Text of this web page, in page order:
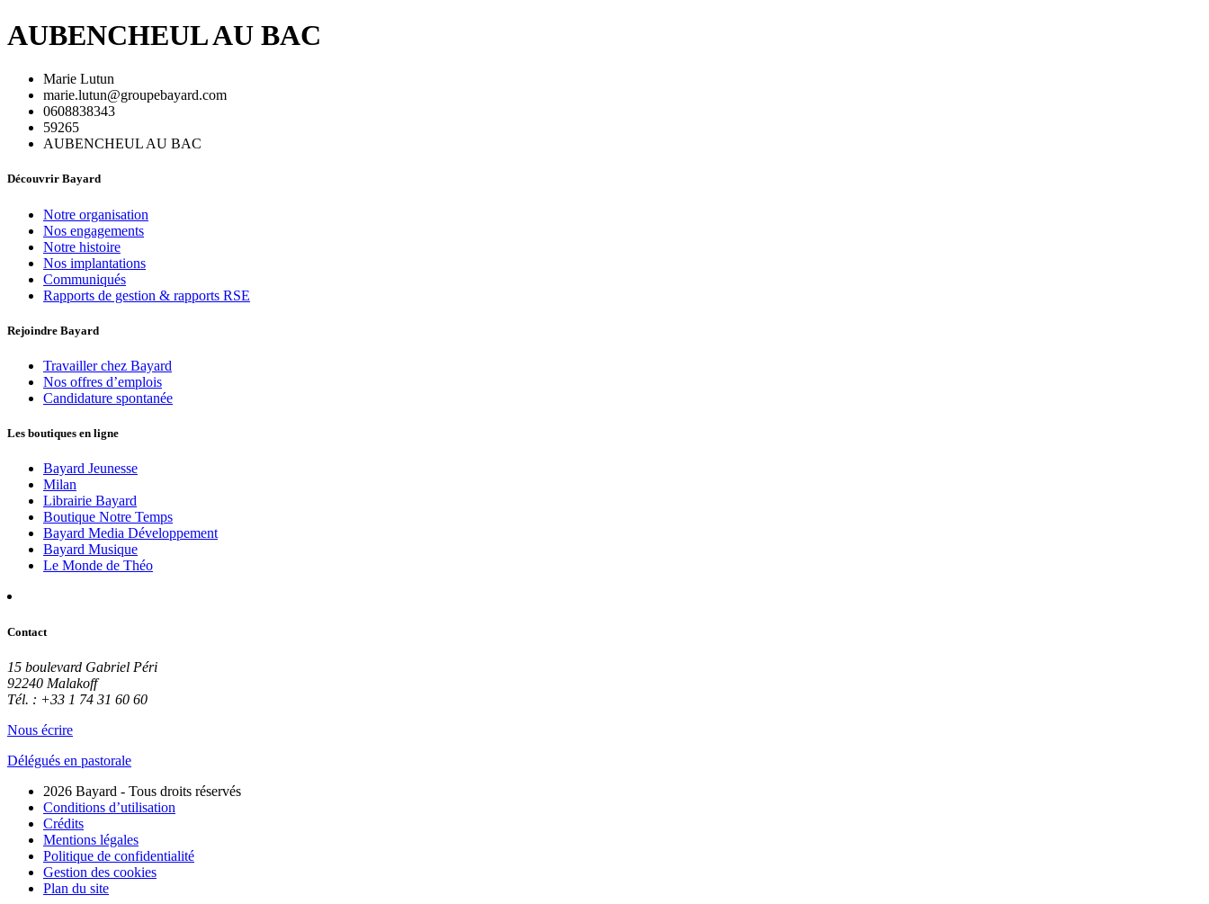
AUBENCHEUL AU BAC
Marie Lutun
marie.lutun@groupebayard.com
0608838343
59265
AUBENCHEUL AU BAC
Découvrir Bayard
Notre organisation
Nos engagements
Notre histoire
Nos implantations
Communiqués
Rapports de gestion & rapports RSE
Rejoindre Bayard
Travailler chez Bayard
Nos offres d’emplois
Candidature spontanée
Les boutiques en ligne
Bayard Jeunesse
Milan
Librairie Bayard
Boutique Notre Temps
Bayard Media Développement
Bayard Musique
Le Monde de Théo
Contact
15 boulevard Gabriel Péri
92240 Malakoff
Tél. : +33 1 74 31 60 60
Nous écrire
Délégués en pastorale
2026 Bayard - Tous droits réservés
Conditions d’utilisation
Crédits
Mentions légales
Politique de confidentialité
Gestion des cookies
Plan du site